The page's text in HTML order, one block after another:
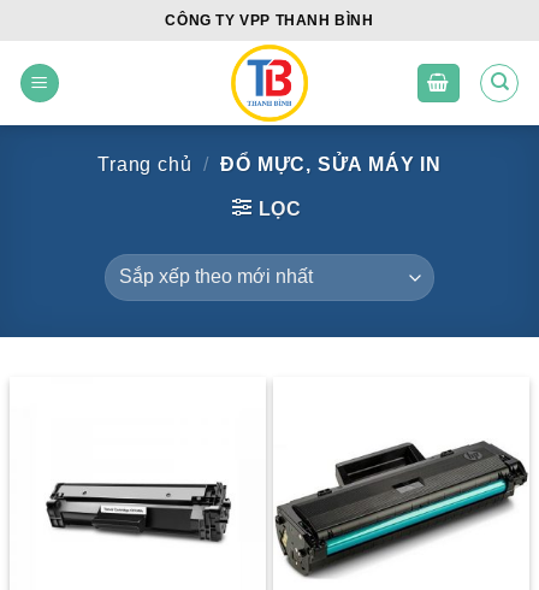
content
CÔNG TY VPP THANH BÌNH
Trang chủ / ĐỔ MỰC, SỬA MÁY IN
LỌC